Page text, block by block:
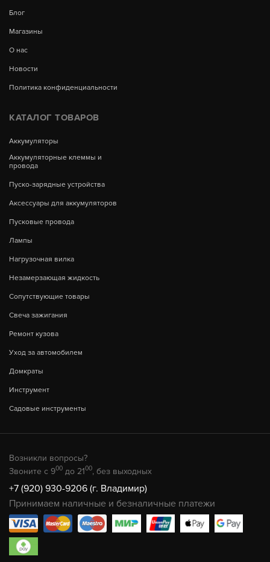
Блог
Магазины
О нас
Новости
Политика конфиденциальности
КАТАЛОГ ТОВАРОВ
Аккумуляторы
Аккумуляторные клеммы и
провода
Пуско-зарядные устройства
Аксессуары для аккумуляторов
Пусковые провода
Лампы
Нагрузочная вилка
Незамерзающая жидкость
Сопутствующие товары
Свеча зажигания
Ремонт кузова
Уход за автомобилем
Домкраты
Инструмент
Садовые инструменты
Возникли вопросы?
Звоните с 900 до 2100, без выходных
+7 (920) 930-9206 (г. Владимир)
Принимаем наличные и безналичные платежи